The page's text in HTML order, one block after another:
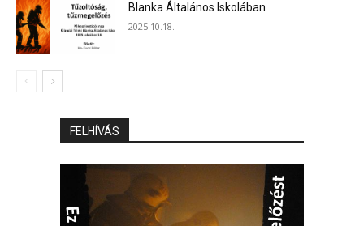
Blanka Általános Iskolában
2025.10.18.
FELHÍVÁS